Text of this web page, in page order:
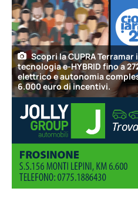
Scopri la CUPRA
tecnologia e-HYBRID fino a
elettrico e autonomia
6.000 euro di incentivi.